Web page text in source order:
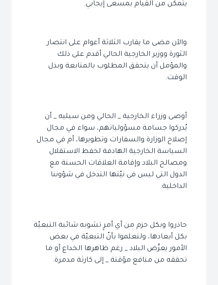
يتمكن من القيام بمسعى إيجابي.
والآن مضى ما يقارب الثلاثة أعوام على انتصار
الثورة ووزير الخارجية الحالي أقدم على ذلك
والمؤمل أن يتحقق المطلوب بالمتابعة وبذل
الوقت.
أوصى وزراء الخارجية _ الحالي ومن سيليه _ أن
يُدركوا جسامة مسؤولياتهم، سواء في مجال
إصلاح الوزارة والسفارات وتطويرها، أم في مجال
السياسة الخارجية الهادفة لحفظ الاستقلال
ومصالح البلاد وإقامة العلاقات الحسنة مع
الدول التي ليس في نيّتها التدخل في شؤوننا
الداخلية.
حاذروا وبكل حزم من أي أمرٍ تشوبه شائبة التبعيّة
بكل أبعادها، ولتعلموا بأنّ التبعيّة في بعض
الأمور يعرِّض البلاد _ رغم ظاهرها الخداع أو ما
تحققه من منافع مؤقتة _ إلى كارثة مدمرة.